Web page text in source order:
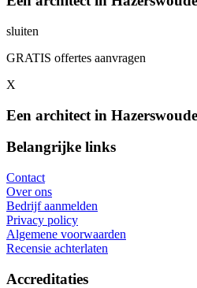
sluiten
GRATIS offertes aanvragen
X
Een architect in
Belangrijke links
Contact
Over ons
Bedrijf aanmelden
Privacy policy
Algemene voorwaarden
Recensie achterlaten
Accreditaties